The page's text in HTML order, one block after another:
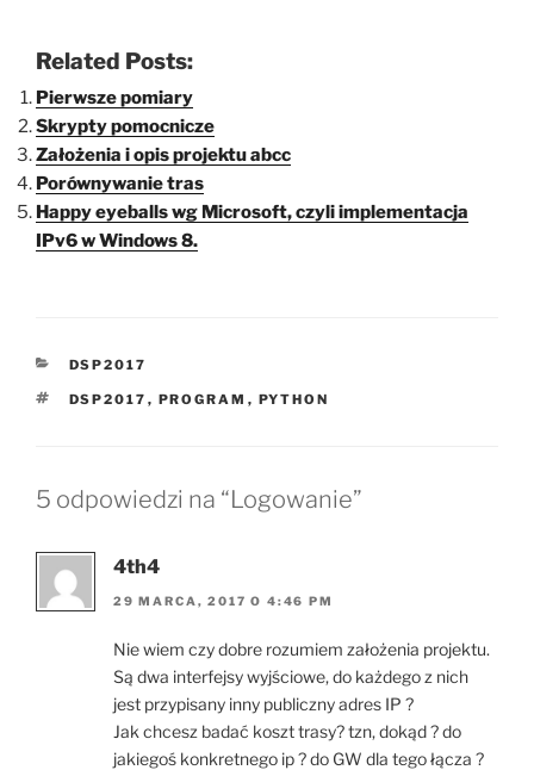
Related Posts:
Pierwsze pomiary
Skrypty pomocnicze
Założenia i opis projektu abcc
Porównywanie tras
Happy eyeballs wg Microsoft, czyli implementacja
IPv6 w Windows 8.
KATEGORIE
DSP2017
TAGI
DSP2017 , PROGRAM , PYTHON
5 odpowiedzi na “Logowanie”
4th4
29 MARCA, 2017 O 4:46 PM
Nie wiem czy dobre rozumiem założenia projektu.
Są dwa interfejsy wyjściowe, do każdego z nich
jest przypisany inny publiczny adres IP ?
Jak chcesz badać koszt trasy? tzn, dokąd ? do
jakiegoś konkretnego ip ? do GW dla tego łącza ?